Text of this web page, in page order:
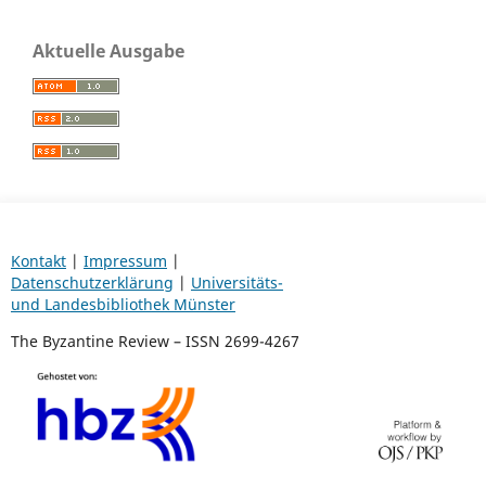
Aktuelle Ausgabe
Kontakt| Impressum |
Datenschutzerklärung | Universitäts-
und Landesbibliothek Münster
The Byzantine Review – ISSN 2699-4267